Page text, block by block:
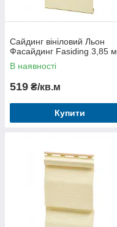
Сайдинг вініловий Льон
Фасайдинг Fasiding 3,85 м
В наявності
519 ₴/кв.м
Купити